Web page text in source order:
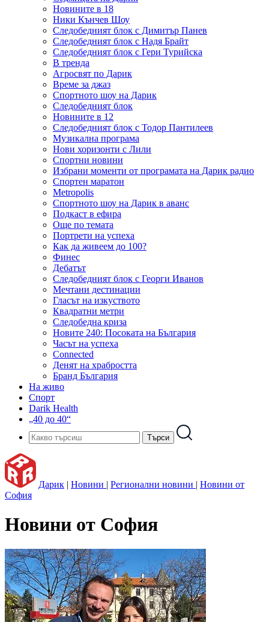
Новините в 18
Ники Кънчев Шоу
Следобедният блок с Димитър Панев
Следобедният блок с Надя Брайт
Следобедният блок с Гери Турийска
В тренда
Агросвят по Дарик
Време за джаз
Спортното шоу на Дарик
Следобедният блок
Новините в 12
Следобедният блок с Тодор Пантилеев
Музикална програма
Нови хоризонти с Лили
Спортни новини
Избрани моменти от програмата на Дарик радио
Спортен маратон
Metropolis
Спортното шоу на Дарик в аванс
Подкаст в ефира
Още по темата
Портрети на успеха
Как да живеем до 100?
Финес
Дебатът
Следобедният блок с Георги Иванов
Мечтани дестинации
Гласът на изкуството
Квадратни метри
Следобедна криза
Новите 240: Посоката на България
Часът на успеха
Connected
Денят на храбростта
Бранд България
На живо
Спорт
Darik Health
„40 до 40“
Дарик | Новини | Регионални новини | Новини от
София
Новини от София